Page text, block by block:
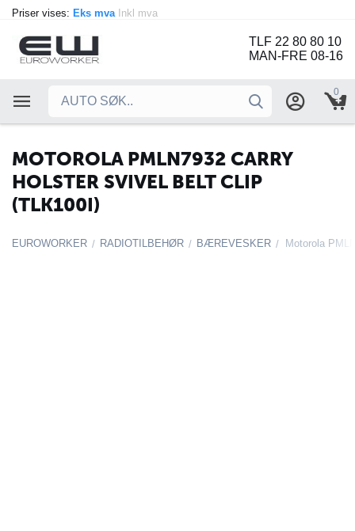
Priser vises: Eks mva Inkl mva
TLF 22 80 80 10
MAN-FRE 08-16
0
MOTOROLA PMLN7932 CARRY
HOLSTER SVIVEL BELT CLIP
(TLK100I)
EUROWORKER / RADIOTILBEHØR / BÆREVESKER /